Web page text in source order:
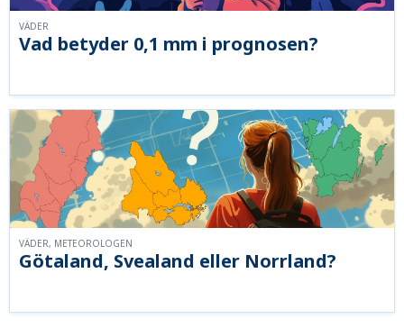
Vad betyder 0,1 mm i prognosen?
VÄDER
Götaland, Svealand eller Norrland?
VÄDER, METEOROLOGEN